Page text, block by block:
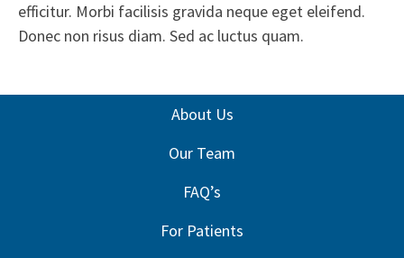
efficitur. Morbi facilisis gravida neque eget eleifend.
Donec non risus diam. Sed ac luctus quam.
About Us
Our Team
FAQ’s
For Patients